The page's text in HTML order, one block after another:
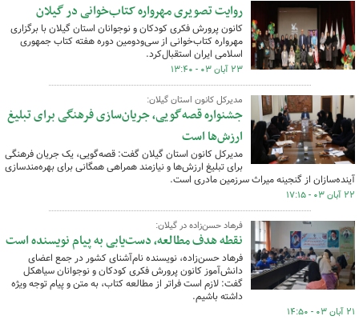
روایت تصویری مهرواره کتاب‌خوانی در گیلان
کانون پرورش فکری کودکان و نوجوانان استان گیلان با برگزاری
مهرواره کتاب‌خوانی از سی‌ودومین دوره هفته کتاب جمهوری
اسلامی ایران استقبال‌کرد.
۲۳ آبان ۰۳ - ۱۳:۴۰
مدیرکل کانون استان گیلان:
جشنواره قصه‌گویی، جریان‌سازی فرهنگی برای تبلیغ
ارزش‌ها است
مدیرکل کانون استان گیلان گفت: قصه‌گویی، یک جریان فرهنگی
برای تبلیغ ارزش‌ها و نیازمند همراهی همگانی برای بهره‌مندسازی
آینده‌سازان از گنجینه میراث سرزمین مادری است.
۲۲ آبان ۰۳ - ۱۷:۱۵
فرهاد حسن‌زاده در گیلان:
نقطه هدف مطالعه، دست‌یابی به پیام نویسنده است
فرهاد حسن‌زاده، نویسنده نام‌آشنای کشور در جمع اعضای
دانش‌آموز کانون پرورش فکری کودکان و نوجوانان سیاهکل‌
گفت: لازم است فراتر از مطالعه کتاب، به متن و پیام توجه ویژه‌
داشته‌ باشیم.
۲۱ آبان ۰۳ - ۱۴:۵۰